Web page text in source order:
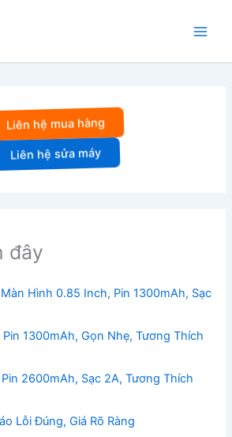
Liên hệ mua hàng
Liên hệ sửa máy
đây
Hình 0.85 Inch, Pin 1300mAh, Sạc
Pin 1300mAh, Gọn Nhẹ, Tương Thích
2600mAh, Sạc 2A, Tương Thích
Lỗi Đúng, Giá Rõ Ràng